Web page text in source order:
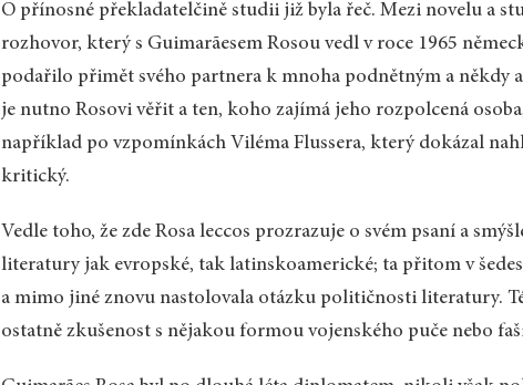
O přínosné překladatelčině studii již byla řeč. Mezi novelu a
rozhovor, který s Guimarãesem Rosou vedl v roce 1965
podařilo přimět svého partnera k mnoha podnětným a někdy
je nutno Rosovi věřit a ten, koho zajímá jeho rozpolcená
například po vzpomínkách Viléma Flussera, který dokázal
kritický.
Vedle toho, že zde Rosa leccos prozrazuje o svém psaní a
literatury jak evropské, tak latinskoamerické; ta přitom v
a mimo jiné znovu nastolovala otázku političnosti literatury.
ostatně zkušenost s nějakou formou vojenského puče nebo